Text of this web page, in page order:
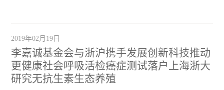
2019年02月19日
李嘉诚基金会与浙沪携手发展创新科技推动
更健康社会呼吸活检癌症测试落户上海浙大
研究无抗生素生态养殖